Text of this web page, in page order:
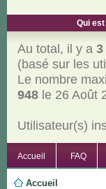
Qui
Au total, il y a 3
(basé sur les
Le nombre
948le 26 Août
Utilisateur(s)
Accueil FAQ
Accueil